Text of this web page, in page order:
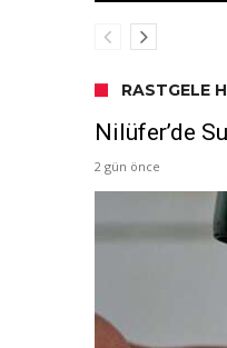
RASTGELE
Nilüfer’de
2 gün önce